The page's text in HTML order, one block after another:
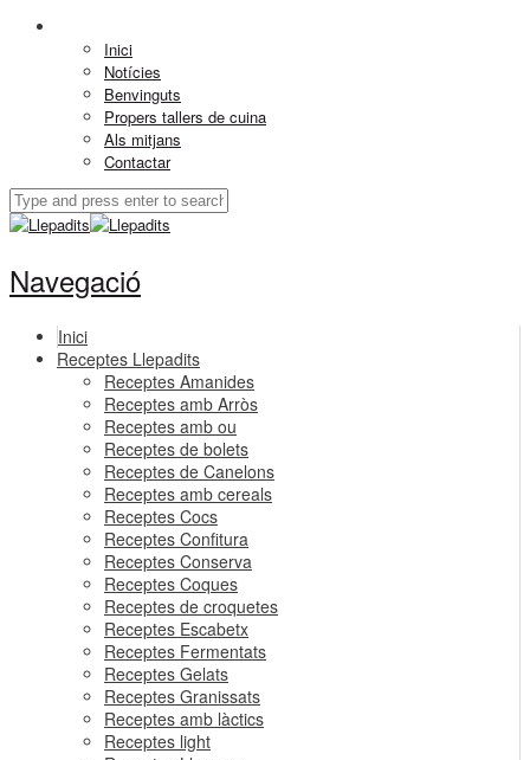
Inici
Notícies
Benvinguts
Propers tallers de cuina
Als mitjans
Contactar
Navegació
Inici
Receptes Llepadits
Receptes Amanides
Receptes amb Arròs
Receptes amb ou
Receptes de bolets
Receptes de Canelons
Receptes amb cereals
Receptes Cocs
Receptes Confitura
Receptes Conserva
Receptes Coques
Receptes de croquetes
Receptes Escabetx
Receptes Fermentats
Receptes Gelats
Receptes Granissats
Receptes amb làctics
Receptes light